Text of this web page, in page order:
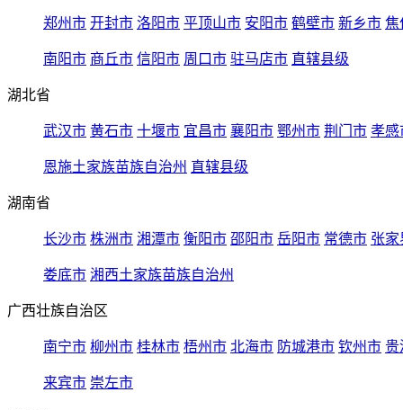
郑州市 开封市 洛阳市 平顶山市 安阳市 鹤壁市 新乡市 焦
南阳市 商丘市 信阳市 周口市 驻马店市 直辖县级
湖北省
武汉市 黄石市 十堰市 宜昌市 襄阳市 鄂州市 荆门市 孝感
恩施土家族苗族自治州 直辖县级
湖南省
长沙市 株洲市 湘潭市 衡阳市 邵阳市 岳阳市 常德市 张家
娄底市 湘西土家族苗族自治州
广西壮族自治区
南宁市 柳州市 桂林市 梧州市 北海市 防城港市 钦州市 贵
来宾市 崇左市